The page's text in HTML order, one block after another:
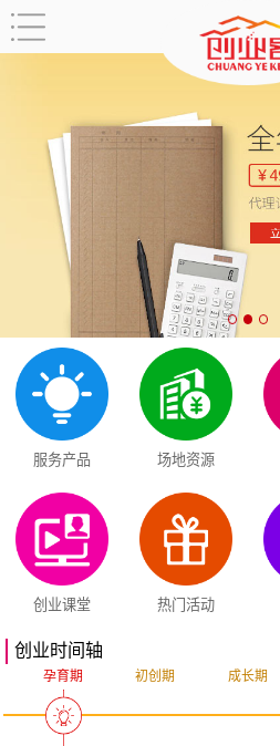
服务产品 场地资源
创业课堂 热门活动
创业时间轴
孕育期 初创期 成长期